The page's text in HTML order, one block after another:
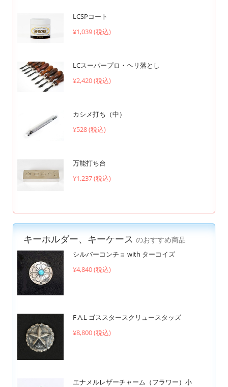
LCSPコート
¥1,039 (税込)
LCスーパープロ・ヘリ落とし
¥2,420 (税込)
カシメ打ち（中）
¥528 (税込)
万能打ち台
¥1,237 (税込)
キーホルダー、キーケース のおすすめ商品
シルバーコンチョ with ターコイズ
¥4,840 (税込)
F.A.L ゴススタースクリュースタッズ
¥8,800 (税込)
エナメルレザーチャーム（フラワー）小